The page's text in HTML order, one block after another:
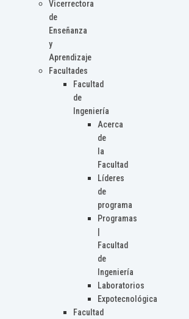
Vicerrectora
de
Enseñanza
y
Aprendizaje
Facultades
Facultad
de
Ingeniería
Acerca
de
la
Facultad
Líderes
de
programa
Programas
Facultad
de
Ingeniería
Laboratorios
Expotecnológica
Facultad